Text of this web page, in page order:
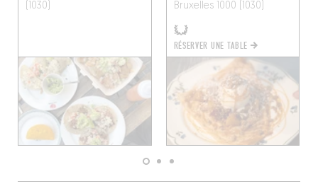
(1030)
Bruxelles 1000 (1030)
RÉSERVER UNE TABLE